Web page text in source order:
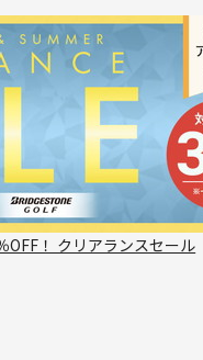
OFF！ クリアランスセール